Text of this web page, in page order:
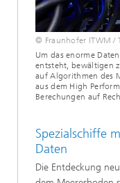
© Fraunhofer ITWM /
Um das enorme
entsteht, bewältigen
auf Algorithmen des
aus dem High
Berechungen auf
Spezialschiffe
Daten
Die Entdeckung